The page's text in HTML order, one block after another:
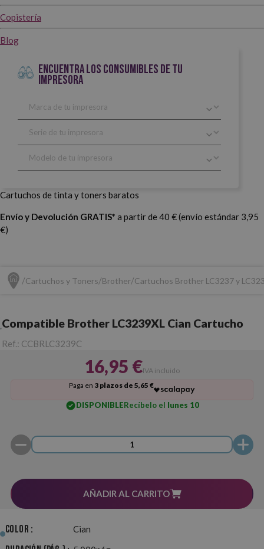
Copistería
Blog
ENCUENTRA LOS CONSUMIBLES DE TU
IMPRESORA
Cartuchos de tinta y toners baratos
Envío y Devolución GRATIS* a partir de 40 € (envío estándar 3,95
€)
Cartuchos y Toners Brother Cartuchos Brother LC3237 y
Compatible Brother LC3239XL Cian Cartucho
Ref.: CCBRLC3239C
16,95 €IVA incluido
Paga en 3 plazos de 5,65 €
DISPONIBLERecíbelo el lunes 10
AÑADIR AL CARRITO
Color : Cian